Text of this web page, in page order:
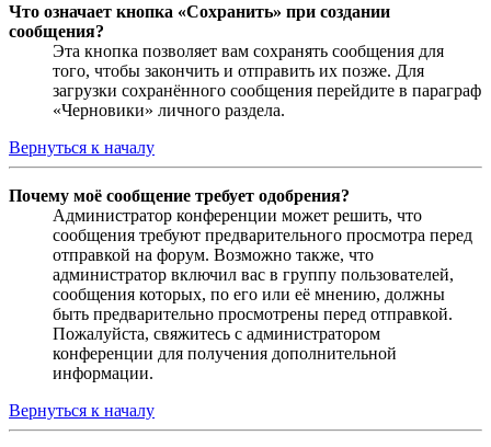
Что означает кнопка «Сохранить» при создании
сообщения?
Эта кнопка позволяет вам сохранять сообщения для
того, чтобы закончить и отправить их позже. Для
загрузки сохранённого сообщения перейдите в параграф
«Черновики» личного раздела.
Вернуться к началу
Почему моё сообщение требует одобрения?
Администратор конференции может решить, что
сообщения требуют предварительного просмотра перед
отправкой на форум. Возможно также, что
администратор включил вас в группу пользователей,
сообщения которых, по его или её мнению, должны
быть предварительно просмотрены перед отправкой.
Пожалуйста, свяжитесь с администратором
конференции для получения дополнительной
информации.
Вернуться к началу